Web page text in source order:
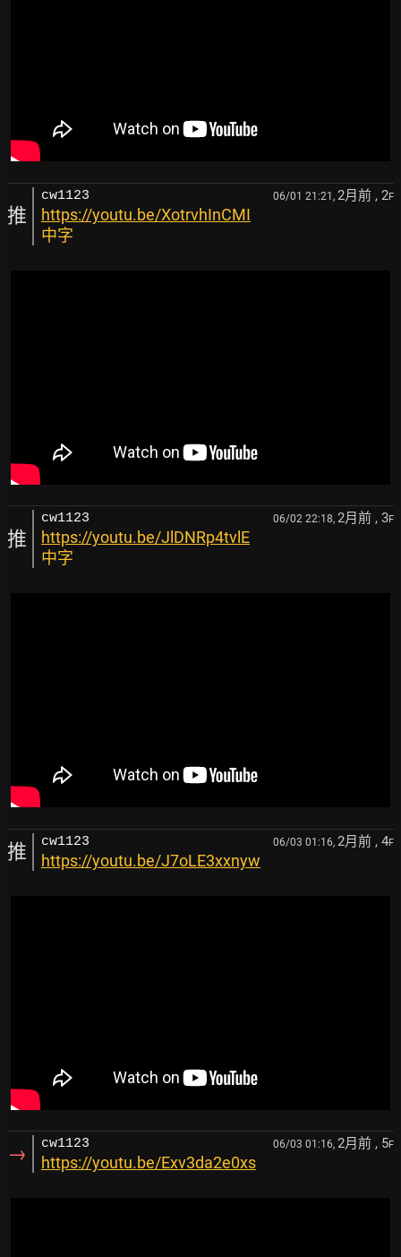
推
cw1123 06/01 21:21, 2月前 , 2F
https://youtu.be/XotrvhInCMI
中字
推
cw1123 06/02 22:18, 2月前 , 3F
https://youtu.be/JlDNRp4tvlE
中字
推 cw1123 06/03 01:16, 2月前 , 4F
https://youtu.be/J7oLE3xxnyw
→ cw1123 06/03 01:16, 2月前 , 5F
https://youtu.be/Exv3da2e0xs